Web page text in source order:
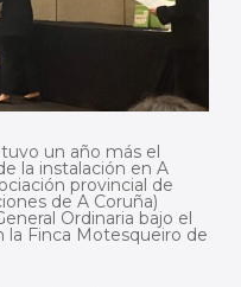
un año más el
la instalación en A
provincial de
de A Coruña)
Ordinaria bajo el
la Finca Motesqueiro de